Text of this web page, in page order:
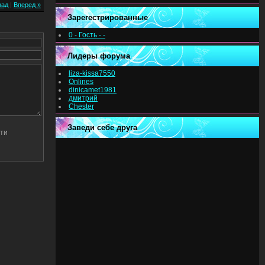
| Вперед »
Зарегестрированные
0 - Гость - -
Лидеры форума
liza-kissa7550
Onlines
dinicamet1981
дмитрий
Chester
Заведи себе друга